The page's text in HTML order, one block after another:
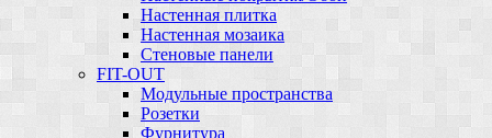
Настенная плитка
Настенная мозаика
Стеновые панели
FIT-OUT
Модульные пространства
Розетки
Фурнитура